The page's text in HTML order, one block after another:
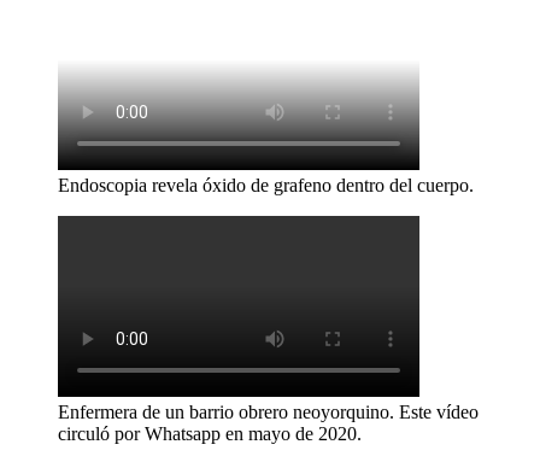
Endoscopia revela óxido de grafeno dentro del cuerpo.
Enfermera de un barrio obrero neoyorquino. Este vídeo
circuló por Whatsapp en mayo de 2020.